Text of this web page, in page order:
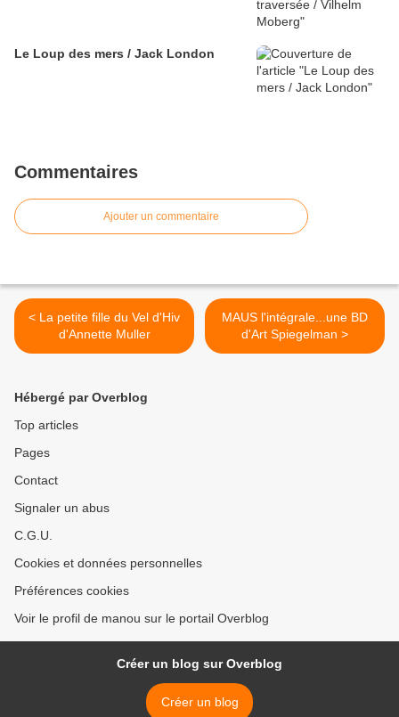
Le Loup des mers / Jack London
Commentaires
Ajouter un commentaire
< La petite fille du Vel d'Hiv
d'Annette Muller
MAUS l'intégrale...une BD
d'Art Spiegelman >
Hébergé par Overblog
Top articles
Pages
Contact
Signaler un abus
C.G.U.
Cookies et données personnelles
Préférences cookies
Voir le profil de manou sur le portail Overblog
Créer un blog sur Overblog
Créer un blog